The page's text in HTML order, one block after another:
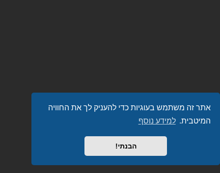
אתר זה משתמש בעוגיות כדי להעניק לך את החוויה
המיטבית. למידע נוסף
הבנתי!